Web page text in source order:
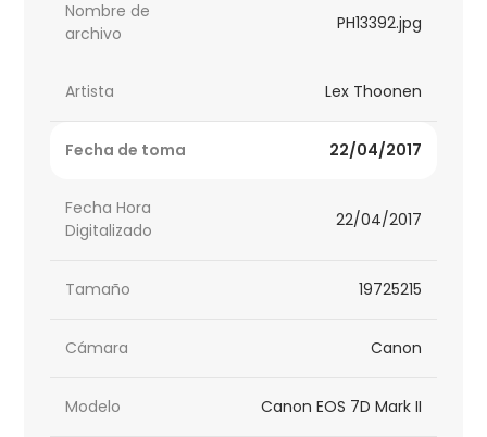
Nombre de
archivo
PH13392.jpg
Artista Lex Thoonen
Fecha de toma 22/04/2017
Fecha Hora
Digitalizado
22/04/2017
Tamaño 19725215
Cámara Canon
Modelo Canon EOS 7D Mark II